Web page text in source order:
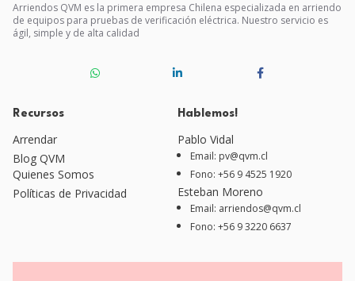
Arriendos QVM es la primera empresa Chilena especializada en arriendo
de equipos para pruebas de verificación eléctrica. Nuestro servicio es
ágil, simple y de alta calidad
Recursos
Arrendar
Blog QVM
Quienes Somos
Políticas de Privacidad
Hablemos!
Pablo Vidal
Email: pv@qvm.cl
Fono: +56 9 4525 1920
Esteban Moreno
Email: arriendos@qvm.cl
Fono: +56 9 3220 6637